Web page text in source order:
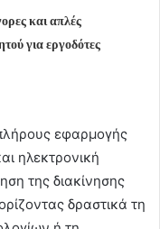
και απλές
για εργοδότες
εφαρμογής
ηλεκτρονική
της διακίνησης
δραστικά τη